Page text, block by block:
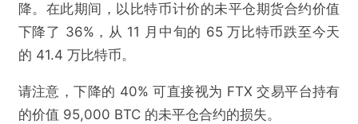
降。在此期间，以比特币计价的未平仓期货合约价值
下降了 36%，从 11 月中旬的 65 万比特币跌至今天
的 41.4 万比特币。
请注意，下降的 40% 可直接视为 FTX 交易平台持有
的价值 95,000 BTC 的未平仓合约的损失。